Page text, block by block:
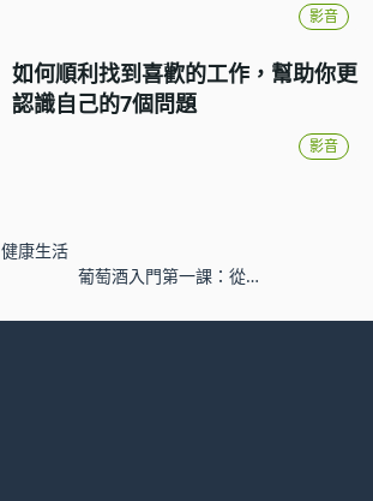
影音
如何順利找到喜歡的工作，幫助你更
認識自己的7個問題
影音
健康生活
葡萄酒入門第一課：從
葡萄風味